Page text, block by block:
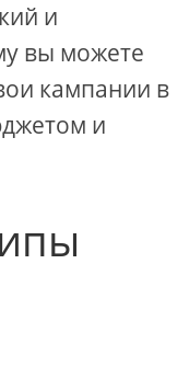
и
вы можете
кампании в
и